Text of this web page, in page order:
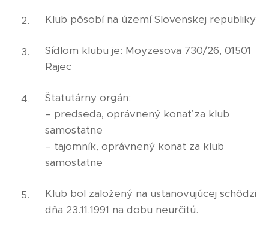
Klub pôsobí na území Slovenskej republiky
Sídlom klubu je: Moyzesova 730/26, 01501
Rajec
Štatutárny orgán:
– predseda, oprávnený konať za klub
samostatne
– tajomník, oprávnený konať za klub
samostatne
Klub bol založený na ustanovujúcej schôdzi
dňa 23.11.1991 na dobu neurčitú.